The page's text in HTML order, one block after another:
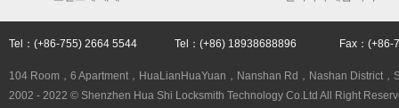
Tel：(+86-755) 2664 5544 Tel：(+86) 18938688896 Fax：(+86-755)
104 Room，6 Apartment，HuaLianHuaYuan，Nanshan Rd，Nashan District
2002 - 2022 © Shenzhen Hua Shi Locksmith Technology Co.Ltd All Right